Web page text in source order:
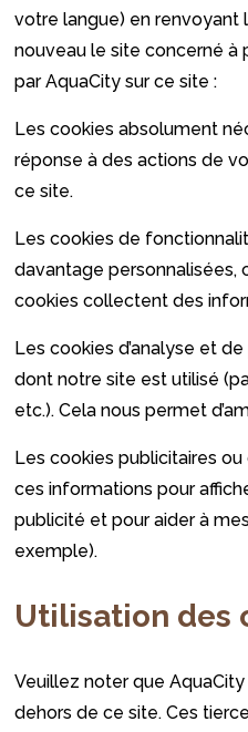
votre langue) en renvoyant
nouveau le site concerné à
par AquaCity sur ce site :
Les cookies absolument
réponse à des actions de
ce site.
Les cookies de
davantage personnalisées,
cookies collectent des
Les cookies d’analyse et
dont notre site est utilisé
etc.). Cela nous permet
Les cookies publicitaires
ces informations pour
publicité et pour aider à
exemple).
Utilisation des
Veuillez noter que
dehors de ce site. Ces